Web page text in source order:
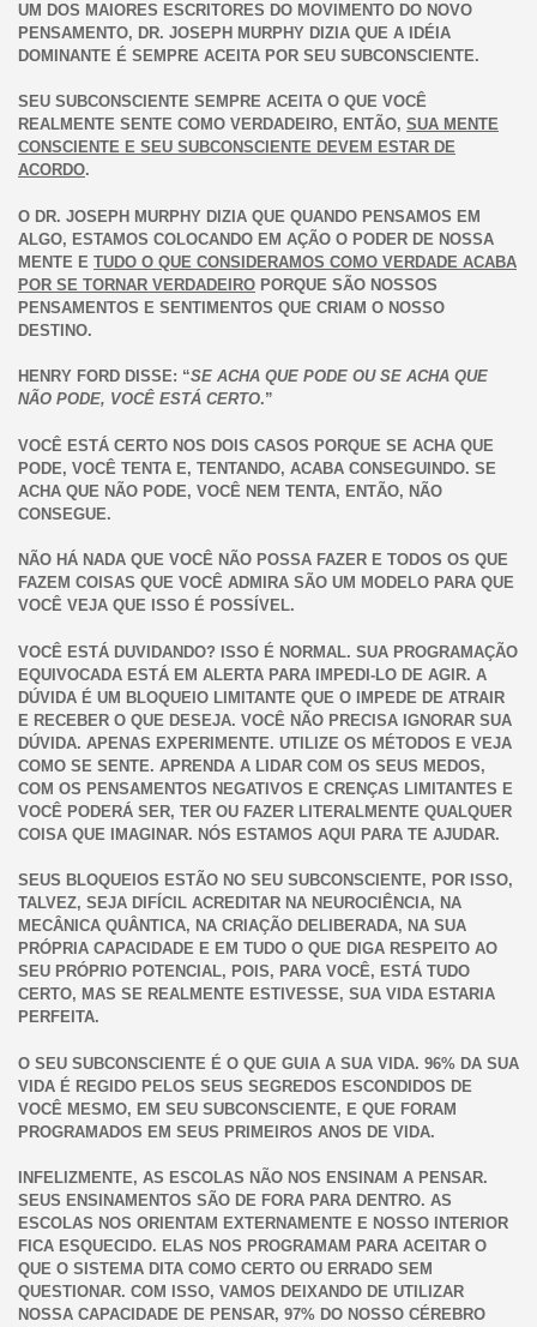
UM DOS MAIORES ESCRITORES DO MOVIMENTO DO NOVO
PENSAMENTO, DR. JOSEPH MURPHY DIZIA QUE A IDÉIA
DOMINANTE É SEMPRE ACEITA POR SEU SUBCONSCIENTE.
SEU SUBCONSCIENTE SEMPRE ACEITA O QUE VOCÊ
REALMENTE SENTE COMO VERDADEIRO, ENTÃO, SUA MENTE
CONSCIENTE E SEU SUBCONSCIENTE DEVEM ESTAR DE
ACORDO.
O DR. JOSEPH MURPHY DIZIA QUE QUANDO PENSAMOS EM
ALGO, ESTAMOS COLOCANDO EM AÇÃO O PODER DE NOSSA
MENTE E TUDO O QUE CONSIDERAMOS COMO VERDADE ACABA
POR SE TORNAR VERDADEIROPORQUE SÃO NOSSOS
PENSAMENTOS E SENTIMENTOS QUE CRIAM O NOSSO
DESTINO.
HENRY FORD DISSE: “SE ACHA QUE PODE OU SE ACHA QUE
NÃO PODE, VOCÊ ESTÁ CERTO.”
VOCÊ ESTÁ CERTO NOS DOIS CASOS PORQUE SE ACHA QUE
PODE, VOCÊ TENTA E, TENTANDO, ACABA CONSEGUINDO. SE
ACHA QUE NÃO PODE, VOCÊ NEM TENTA, ENTÃO, NÃO
CONSEGUE.
NÃO HÁ NADA QUE VOCÊ NÃO POSSA FAZER E TODOS OS QUE
FAZEM COISAS QUE VOCÊ ADMIRA SÃO UM MODELO PARA QUE
VOCÊ VEJA QUE ISSO É POSSÍVEL.
VOCÊ ESTÁ DUVIDANDO? ISSO É NORMAL. SUA PROGRAMAÇÃO
EQUIVOCADA ESTÁ EM ALERTA PARA IMPEDI-LO DE AGIR. A
DÚVIDA É UM BLOQUEIO LIMITANTE QUE O IMPEDE DE ATRAIR
E RECEBER O QUE DESEJA. VOCÊ NÃO PRECISA IGNORAR SUA
DÚVIDA. APENAS EXPERIMENTE. UTILIZE OS MÉTODOS E VEJA
COMO SE SENTE. APRENDA A LIDAR COM OS SEUS MEDOS,
COM OS PENSAMENTOS NEGATIVOS E CRENÇAS LIMITANTES E
VOCÊ PODERÁ SER, TER OU FAZER LITERALMENTE QUALQUER
COISA QUE IMAGINAR. NÓS ESTAMOS AQUI PARA TE AJUDAR.
SEUS BLOQUEIOS ESTÃO NO SEU SUBCONSCIENTE, POR ISSO,
TALVEZ, SEJA DIFÍCIL ACREDITAR NA NEUROCIÊNCIA, NA
MECÂNICA QUÂNTICA, NA CRIAÇÃO DELIBERADA, NA SUA
PRÓPRIA CAPACIDADE E EM TUDO O QUE DIGA RESPEITO AO
SEU PRÓPRIO POTENCIAL, POIS, PARA VOCÊ, ESTÁ TUDO
CERTO, MAS SE REALMENTE ESTIVESSE, SUA VIDA ESTARIA
PERFEITA.
O SEU SUBCONSCIENTE É O QUE GUIA A SUA VIDA. 96% DA SUA
VIDA É REGIDO PELOS SEUS SEGREDOS ESCONDIDOS DE
VOCÊ MESMO, EM SEU SUBCONSCIENTE, E QUE FORAM
PROGRAMADOS EM SEUS PRIMEIROS ANOS DE VIDA.
INFELIZMENTE, AS ESCOLAS NÃO NOS ENSINAM A PENSAR.
SEUS ENSINAMENTOS SÃO DE FORA PARA DENTRO. AS
ESCOLAS NOS ORIENTAM EXTERNAMENTE E NOSSO INTERIOR
FICA ESQUECIDO. ELAS NOS PROGRAMAM PARA ACEITAR O
QUE O SISTEMA DITA COMO CERTO OU ERRADO SEM
QUESTIONAR. COM ISSO, VAMOS DEIXANDO DE UTILIZAR
NOSSA CAPACIDADE DE PENSAR, 97% DO NOSSO CÉREBRO